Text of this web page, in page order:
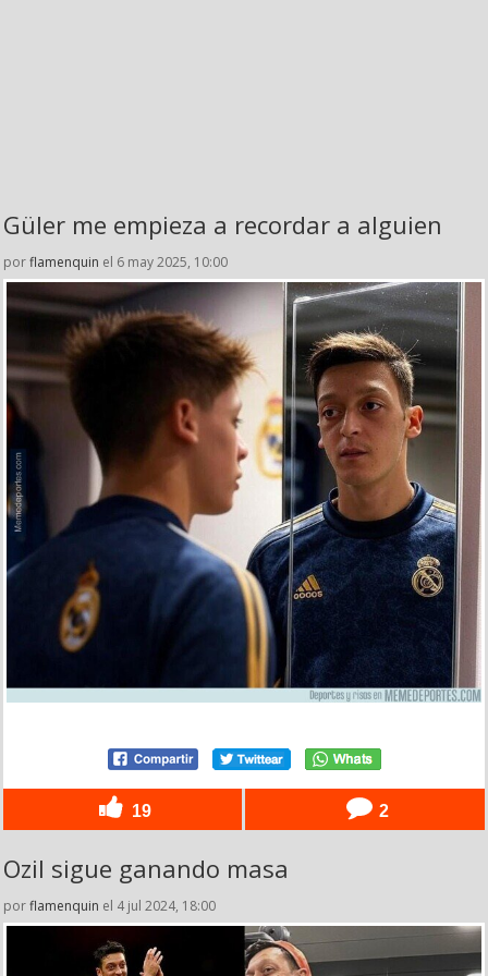
Güler me empieza a recordar a alguien
porflamenquin el 6 may 2025, 10:00
19 2
Ozil sigue ganando masa
porflamenquin el 4 jul 2024, 18:00